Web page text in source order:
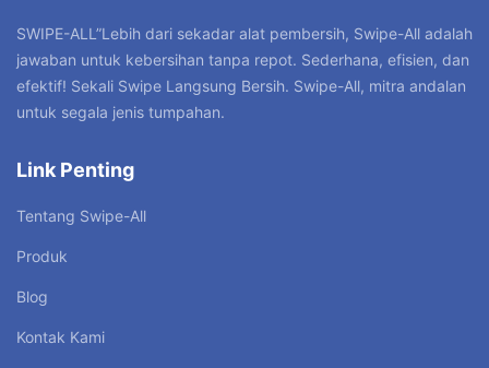
SWIPE-ALL”Lebih dari sekadar alat pembersih, Swipe-All adalah
jawaban untuk kebersihan tanpa repot. Sederhana, efisien, dan
efektif! Sekali Swipe Langsung Bersih. Swipe-All, mitra andalan
untuk segala jenis tumpahan.
Link Penting
Tentang Swipe-All
Produk
Blog
Kontak Kami